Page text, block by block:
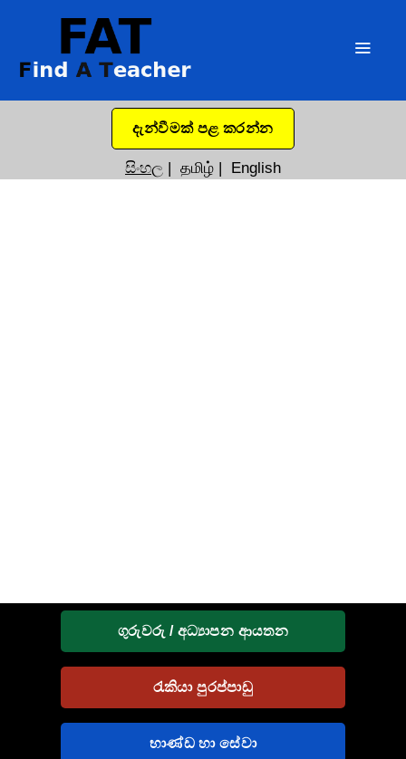
දැන්වීමක් පළ කරන්න
සිංහල | தமிழ் | English
ගුරුවරු / අධ්‍යාපන ආයතන
රැකියා පුරප්පාඩු
භාණ්ඩ හා සේවා